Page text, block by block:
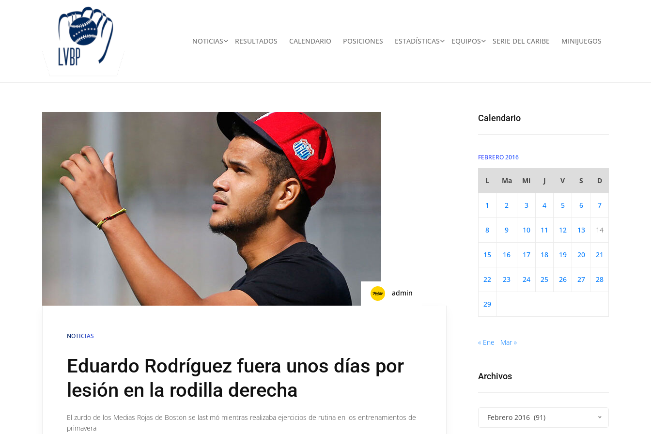
NOTICIAS RESULTADOS CALENDARIO POSICIONES ESTADÍSTICAS EQUIPOS SERIE DEL CARIBE MINIJUEGOS
admin
NOTICIAS
Eduardo Rodríguez fuera unos días por
lesión en la rodilla derecha
El zurdo de los Medias Rojas de Boston se lastimó mientras realizaba ejercicios de rutina en los entrenamientos de
primavera
Calendario
FEBRERO 2016
L Ma Mi J V S D
1 2 3 4 5 6 7
8 9 10 11 12 13 14
15 16 17 18 19 20 21
22 23 24 25 26 27 28
29
« Ene Mar »
Archivos
Febrero 2016 (91)